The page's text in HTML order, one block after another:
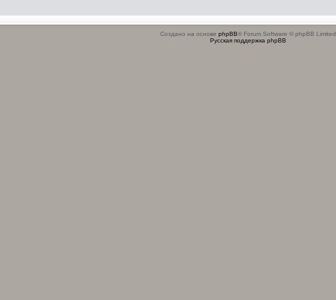
Создано на основе phpBB® Forum Software © phpBB Limited
Русская поддержка phpBB